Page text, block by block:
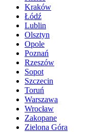
Kraków
Łódź
Lublin
Olsztyn
Opole
Poznań
Rzeszów
Sopot
Szczecin
Toruń
Warszawa
Wrocław
Zakopane
Zielona Góra